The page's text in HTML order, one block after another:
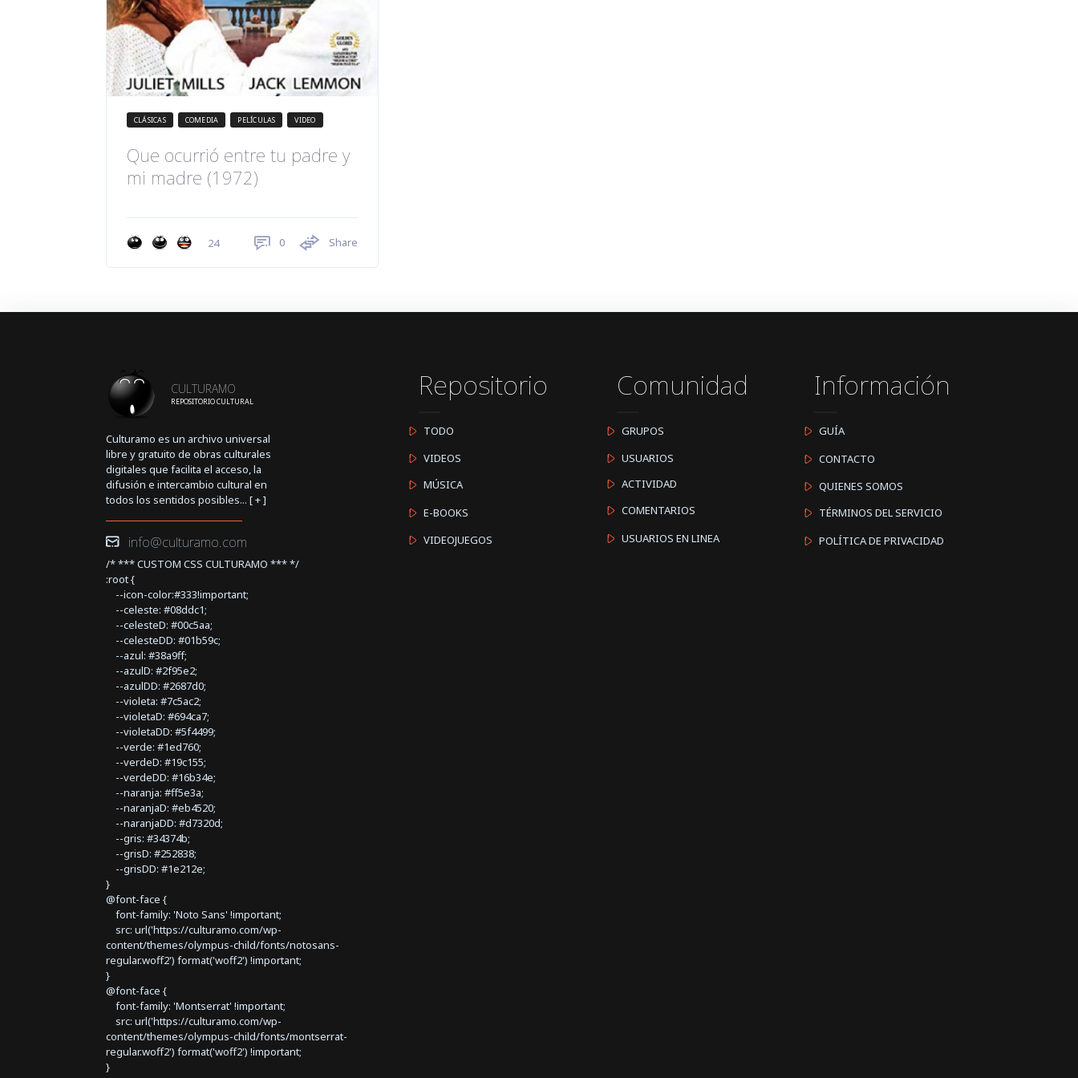
CLÁSICAS COMEDIA PELÍCULAS VIDEO
Que ocurrió entre tu padre y
mi madre (1972)
24 0 Share
CULTURAMO
REPOSITORIO CULTURAL
Culturamo es un archivo universal
libre y gratuito de obras culturales
digitales que facilita el acceso, la
difusión e intercambio cultural en
todos los sentidos posibles... [+]
info@culturamo.com
/* *** CUSTOM CSS CULTURAMO *** */
:root {
--icon-color:#333!important;
--celeste: #08ddc1;
--celesteD: #00c5aa;
--celesteDD: #01b59c;
--azul: #38a9ff;
--azulD: #2f95e2;
--azulDD: #2687d0;
--violeta: #7c5ac2;
--violetaD: #694ca7;
--violetaDD: #5f4499;
--verde: #1ed760;
--verdeD: #19c155;
--verdeDD: #16b34e;
--naranja: #ff5e3a;
--naranjaD: #eb4520;
--naranjaDD: #d7320d;
--gris: #34374b;
--grisD: #252838;
--grisDD: #1e212e;
}
@font-face {
font-family: 'Noto Sans' !important;
src: url('https://culturamo.com/wp-
content/themes/olympus-child/fonts/notosans-
regular.woff2') format('woff2') !important;
}
@font-face {
font-family: 'Montserrat' !important;
src: url('https://culturamo.com/wp-
content/themes/olympus-child/fonts/montserrat-
regular.woff2') format('woff2') !important;
}
Repositorio
TODO
VIDEOS
MÚSICA
E-BOOKS
VIDEOJUEGOS
Comunidad
GRUPOS
USUARIOS
ACTIVIDAD
COMENTARIOS
USUARIOS EN LINEA
Información
GUÍA
CONTACTO
QUIENES SOMOS
TÉRMINOS DEL SERVICIO
POLÍTICA DE PRIVACIDAD